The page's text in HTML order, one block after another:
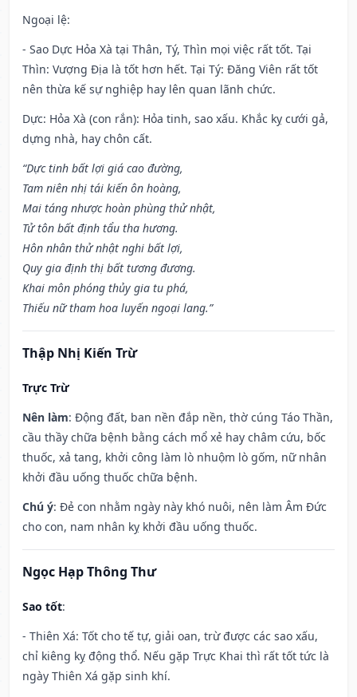
Ngoại lệ:
- Sao Dực Hỏa Xà tại Thân, Tý, Thìn mọi việc rất tốt. Tại
Thìn: Vượng Địa là tốt hơn hết. Tại Tý: Đăng Viên rất tốt
nên thừa kế sự nghiệp hay lên quan lãnh chức.
Dực: Hỏa Xà (con rắn): Hỏa tinh, sao xấu. Khắc kỵ cưới gả,
dựng nhà, hay chôn cất.
“Dực tinh bất lợi giá cao đường,
Tam niên nhị tái kiến ôn hoàng,
Mai táng nhược hoàn phùng thử nhật,
Tử tôn bất định tẩu tha hương.
Hôn nhân thử nhật nghi bất lợi,
Quy gia định thị bất tương đương.
Khai môn phóng thủy gia tu phá,
Thiếu nữ tham hoa luyến ngoại lang.”
Thập Nhị Kiến Trừ
Trực Trừ
Nên làm: Động đất, ban nền đắp nền, thờ cúng Táo Thần,
cầu thầy chữa bệnh bằng cách mổ xẻ hay châm cứu, bốc
thuốc, xả tang, khởi công làm lò nhuộm lò gốm, nữ nhân
khởi đầu uống thuốc chữa bệnh.
Chú ý: Đẻ con nhằm ngày này khó nuôi, nên làm Âm Đức
cho con, nam nhân kỵ khởi đầu uống thuốc.
Ngọc Hạp Thông Thư
Sao tốt:
- Thiên Xá: Tốt cho tế tự, giải oan, trừ được các sao xấu,
chỉ kiêng kỵ động thổ. Nếu gặp Trực Khai thì rất tốt tức là
ngày Thiên Xá gặp sinh khí.